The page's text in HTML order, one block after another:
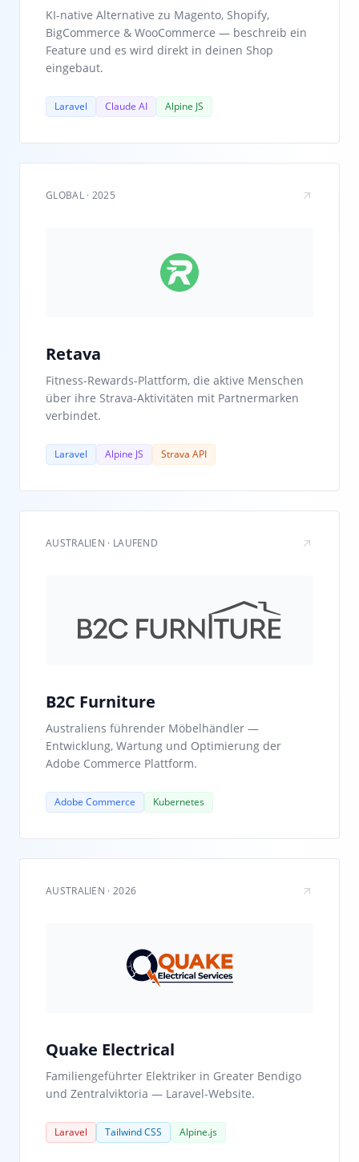
KI-native Alternative zu Magento, Shopify,
BigCommerce & WooCommerce — beschreib ein
Feature und es wird direkt in deinen Shop
eingebaut.
Laravel Claude AI Alpine JS
GLOBAL · 2025
Retava
Fitness-Rewards-Plattform, die aktive Menschen
über ihre Strava-Aktivitäten mit Partnermarken
verbindet.
Laravel Alpine JS Strava API
AUSTRALIEN · LAUFEND
B2C Furniture
Australiens führender Möbelhändler —
Entwicklung, Wartung und Optimierung der
Adobe Commerce Plattform.
Adobe Commerce Kubernetes
AUSTRALIEN · 2026
Quake Electrical
Familiengeführter Elektriker in Greater Bendigo
und Zentralviktoria — Laravel-Website.
Laravel Tailwind CSS Alpine.js